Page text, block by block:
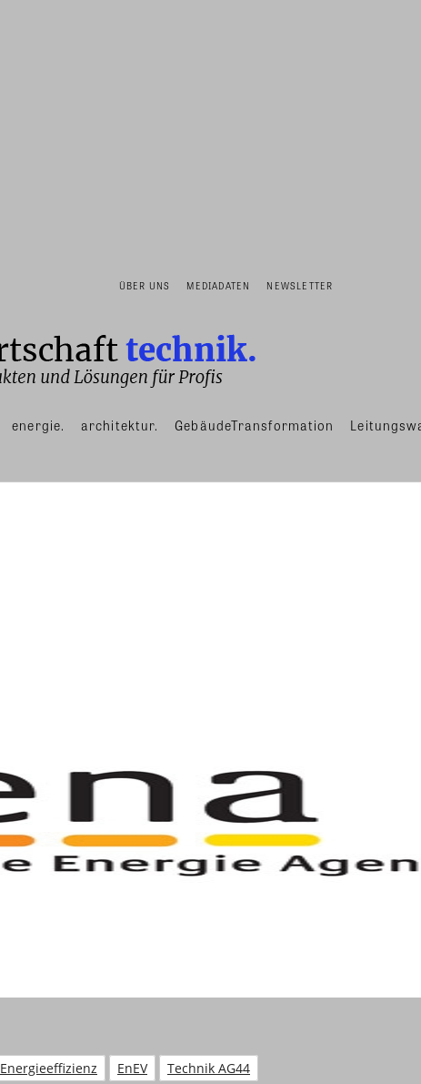
ÜBER UNS MEDIADATEN NEWSLETTER
energie. architektur. GebäudeTransformation
Energieeffizienz EnEV Technik AG44